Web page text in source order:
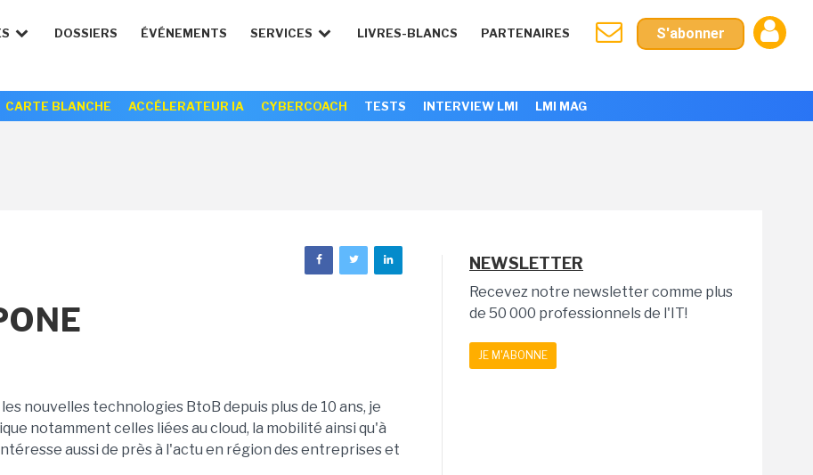
DOSSIERS ÉVÉNEMENTS SERVICES LIVRES-BLANCS PARTENAIRES S'abonner
CARTE BLANCHE ACCÉLERATEUR IA CYBERCOACH TESTS INTERVIEW LMI LMI MAG
nouvelles technologies BtoB depuis plus de 10 ans, je
notamment celles liées au cloud, la mobilité ainsi qu'à
aussi de près à l'actu en région des entreprises et
NEWSLETTER
Recevez notre newsletter comme plus
de 50 000 professionnels de l'IT!
JE M'ABONNE